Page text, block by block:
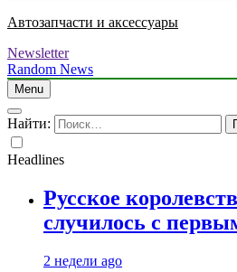
Автозапчасти и аксессуары
Newsletter
Random News
Menu
Найти:
Headlines
Русское
случилось с
2 недели ago